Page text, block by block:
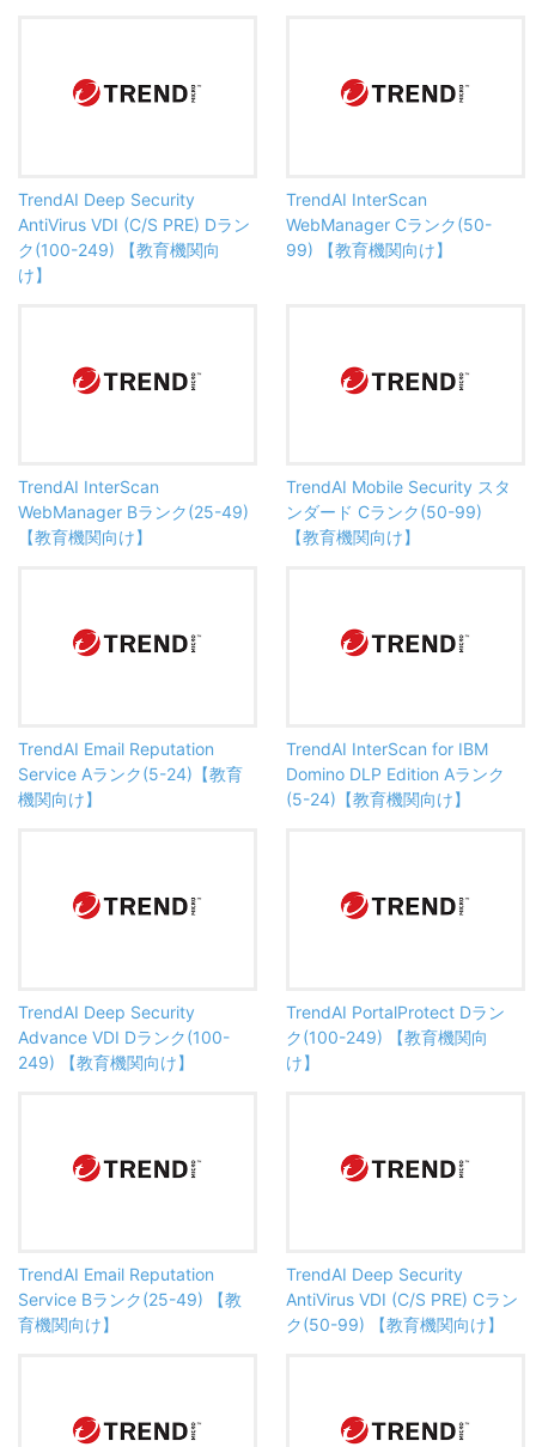
TrendAI Deep Security
AntiVirus VDI (C/S PRE) Dラン
ク(100-249) 【教育機関向
け】
TrendAI InterScan
WebManager Cランク(50-
99) 【教育機関向け】
TrendAI InterScan
WebManager Bランク(25-49)
【教育機関向け】
TrendAI Mobile Security スタ
ンダード Cランク(50-99)
【教育機関向け】
TrendAI Email Reputation
Service Aランク(5-24)【教育
機関向け】
TrendAI InterScan for IBM
Domino DLP Edition Aランク
(5-24)【教育機関向け】
TrendAI Deep Security
Advance VDI Dランク(100-
249) 【教育機関向け】
TrendAI PortalProtect Dラン
ク(100-249) 【教育機関向
け】
TrendAI Email Reputation
Service Bランク(25-49) 【教
育機関向け】
TrendAI Deep Security
AntiVirus VDI (C/S PRE) Cラン
ク(50-99) 【教育機関向け】